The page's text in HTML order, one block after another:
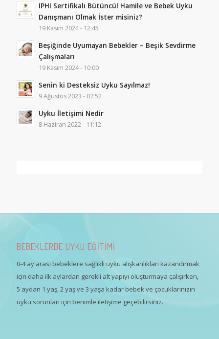
IPHI Sertifikalı Bütüncül Hamile ve Bebek Uyku
Danışmanı Olmak İster misiniz?
19 Kasım 2024 - 12:45
Beşiğinde Uyumayan Bebekler – Beşik Sevdirme
Çalışmaları
19 Kasım 2024 - 10:00
Senin ki Desteksiz Uyku Sayılmaz!
9 Ağustos 2023 - 07:52
Uyku İletişimi Nedir
8 Haziran 2022 - 11:12
BEBEKLERDE UYKU EĞİTİMİ
0-4 ay arası bebeklere sağlıklı uyku alışkanlıkları kazandırmak
için daha ilk aylardan gerekli alt yapıyı oluşturmaya çalışırken,
5 aydan 1 yaş, 2 yaş ve 3 yaşa kadar bebek ve çocuklarınızın
uyku sorunları için benimle iletişime geçebilirsiniz.